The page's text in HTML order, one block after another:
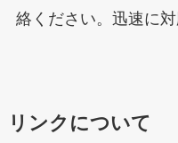
絡ください。迅速に対
リンクについて